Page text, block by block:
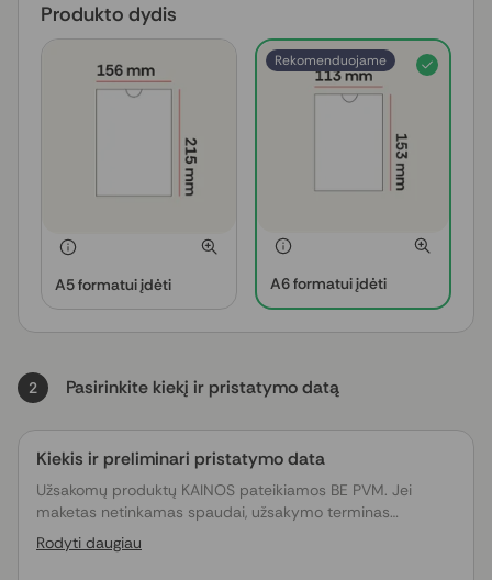
Produkto dydis
A5 formatui įdėti A6 formatui įdėti
Rekomenduojame
2 Pasirinkite kiekį ir pristatymo datą
Kiekis ir preliminari pristatymo data
Užsakomų produktų KAINOS pateikiamos BE PVM. Jei
maketas netinkamas spaudai, užsakymo terminas
pratęsiamas tiek dienų, kiek truks maketo
derinimas/koregavimas.
Rodyti daugiau